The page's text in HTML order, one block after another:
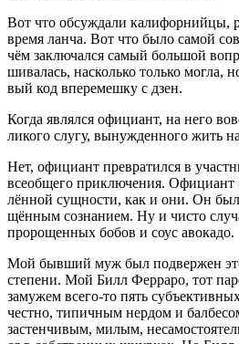
Вот что обсуж­да­ли кали­фор­ний­цы,
вре­мя лан­ча. Вот что было самой
чём заклю­чал­ся самый боль­шой
ши­ва­лась, насколь­ко толь­ко мог­ла,
вый код впе­ре­меш­ку с дзен.
Когда являл­ся офи­ци­ант, на него
ли­ко­го слу­гу, вынуж­ден­но­го жить
Нет, офи­ци­ант пре­вра­тил­ся в
все­об­ще­го при­клю­че­ния. Офи­ци­ант
лён­ной сущ­но­сти, как и они. Он
щён­ным созна­ни­ем. Ну и чисто
про­ро­щен­ных бобов и соус авокадо.
Мой быв­ший муж был под­вер­жен
сте­пе­ни. Мой Билл Фер­ра­ро, тот
заму­жем все­го-то пять
чест­но, типич­ным нер­дом и
застен­чи­вым, милым,